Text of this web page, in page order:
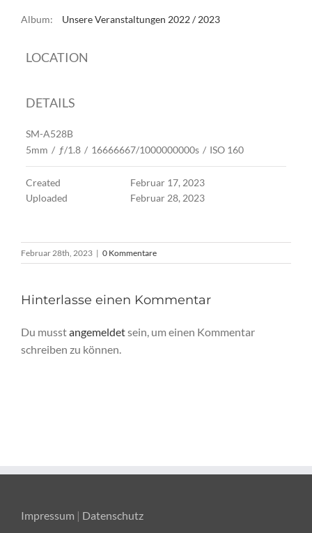
Album: Unsere Veranstaltungen 2022 / 2023
LOCATION
DETAILS
SM-A528B
5mm / ƒ/1.8 / 16666667/1000000000s / ISO 160
Created
Februar 17, 2023
Uploaded
Februar 28, 2023
Februar 28th, 2023 | 0 Kommentare
Hinterlasse einen Kommentar
Du musstangemeldetsein, um einen Kommentar
schreiben zu können.
Impressum | Datenschutz